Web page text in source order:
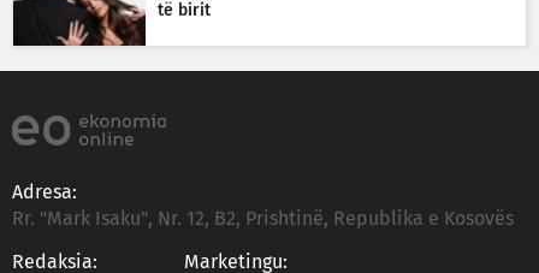
të birit
Adresa:
Rr. "Mark Isaku", Nr. 12, B2, Prishtinë, Republika e Kosovës
Redaksia:
Marketingu: